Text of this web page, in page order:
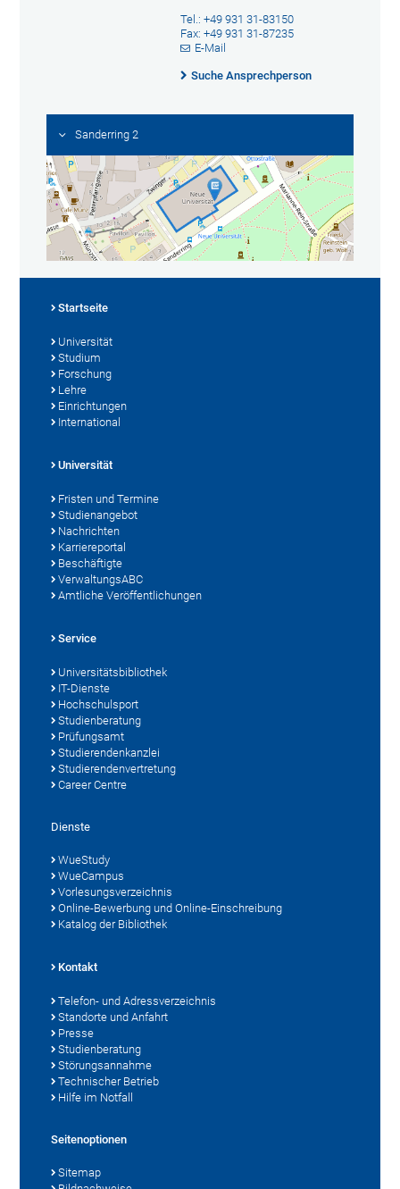
Tel.: +49 931 31-83150
Fax: +49 931 31-87235
E-Mail
Suche Ansprechperson
Sanderring 2
Startseite
Universität
Studium
Forschung
Lehre
Einrichtungen
International
Universität
Fristen und Termine
Studienangebot
Nachrichten
Karriereportal
Beschäftigte
VerwaltungsABC
Amtliche Veröffentlichungen
Service
Universitätsbibliothek
IT-Dienste
Hochschulsport
Studienberatung
Prüfungsamt
Studierendenkanzlei
Studierendenvertretung
Career Centre
Dienste
WueStudy
WueCampus
Vorlesungsverzeichnis
Online-Bewerbung und Online-Einschreibung
Katalog der Bibliothek
Kontakt
Telefon- und Adressverzeichnis
Standorte und Anfahrt
Presse
Studienberatung
Störungsannahme
Technischer Betrieb
Hilfe im Notfall
Seitenoptionen
Sitemap